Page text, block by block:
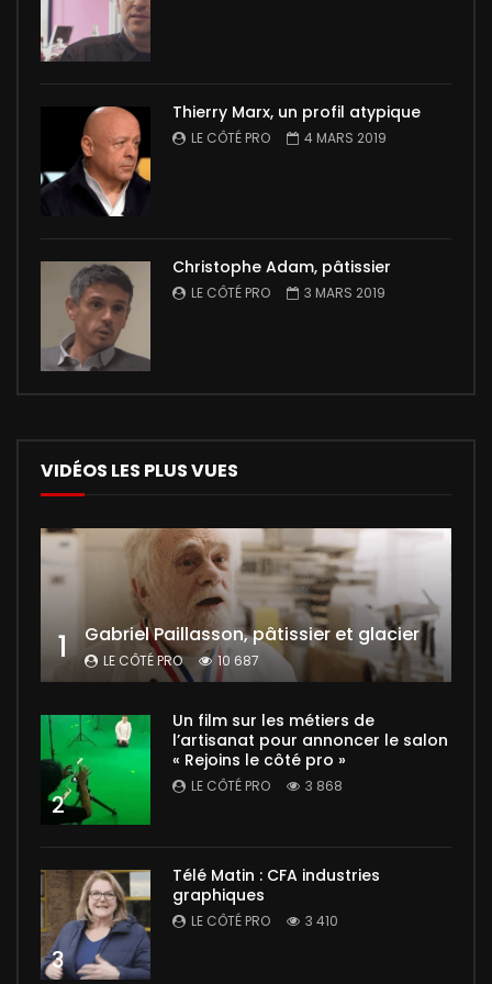
Thierry Marx, un profil atypique
LE CÔTÉ PRO 4 MARS 2019
Christophe Adam, pâtissier
LE CÔTÉ PRO 3 MARS 2019
VIDÉOS LES PLUS VUES
1 Gabriel Paillasson, pâtissier et glacier
LE CÔTÉ PRO 10 687
2
Un film sur les métiers de
l’artisanat pour annoncer le salon
« Rejoins le côté pro »
LE CÔTÉ PRO 3 868
3
Télé Matin : CFA industries
graphiques
LE CÔTÉ PRO 3 410